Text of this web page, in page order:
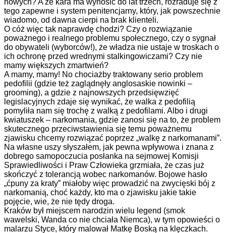
nowych? A że kara ma wynosić do lat trzech, rozraduje się z
tego zapewne i system penitencjarny, który, jak powszechnie
wiadomo, od dawna cierpi na brak klienteli.
O cóż więc tak naprawdę chodzi? Czy o rozwiązanie
poważnego i realnego problemu społecznego, czy o sygnał
do obywateli (wyborców!), że władza nie ustaje w troskach o
ich ochronę przed wrednymi stalkingowiczami? Czy nie
mamy większych zmartwień?
A mamy, mamy! No chociażby traktowany serio problem
pedofilii (gdzie też zaglądnęły anglosaskie nowinki –
grooming), a gdzie z najnowszych przedsięwzięć
legislacyjnych zdaje się wynikać, że walka z pedofilią
pomyliła nam się trochę z walką z pedofilami. Albo i drugi
kwiatuszek – narkomania, gdzie zanosi się na to, że problem
skutecznego przeciwstawienia się temu poważnemu
zjawisku chcemy rozwiązać poprzez „walkę z narkomanami”.
Na własne uszy słyszałem, jak pewna wpływowa i znana z
dobrego samopoczucia posłanka na sejmowej Komisji
Sprawiedliwości i Praw Człowieka grzmiała, że czas już
skończyć z tolerancją wobec narkomanów. Bojowe hasło
„ćpuny za kraty” miałoby więc prowadzić na zwycięski bój z
narkomanią, choć każdy, kto ma o zjawisku jakie takie
pojęcie, wie, że nie tędy droga.
Kraków był miejscem narodzin wielu legend (smok
wawelski, Wanda co nie chciała Niemca), w tym opowieści o
malarzu Styce, który malował Matkę Boską na klęczkach.